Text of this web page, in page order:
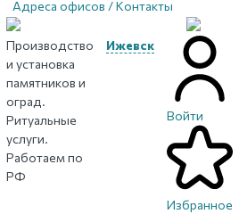
Адреса офисов / Контакты
Производство
и установка
памятников и
оград.
Ритуальные
услуги.
Работаем по
РФ
Ижевск
Войти
Избранное